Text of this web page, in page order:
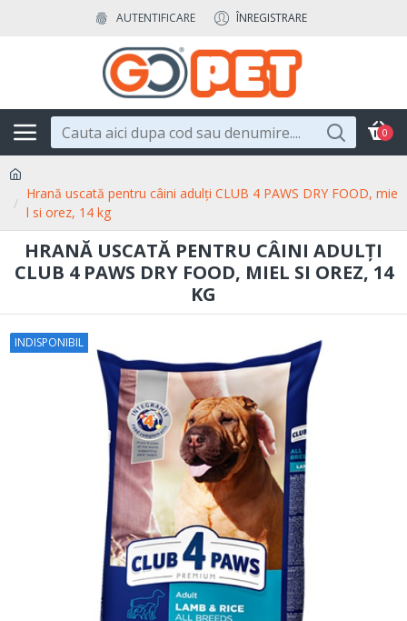
AUTENTIFICARE ÎNREGISTRARE
0
Hrană uscată pentru câini adulți CLUB 4 PAWS DRY FOOD, mie
l si orez, 14 kg
HRANĂ USCATĂ PENTRU CÂINI ADULȚI
CLUB 4 PAWS DRY FOOD, MIEL SI OREZ, 14
KG
INDISPONIBIL